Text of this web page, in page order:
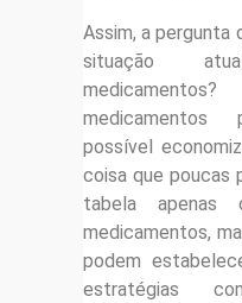
Assim, a pergunta
situação
possível
coisa que poucas
tabela apenas
medicamentos,
podem
estratégias